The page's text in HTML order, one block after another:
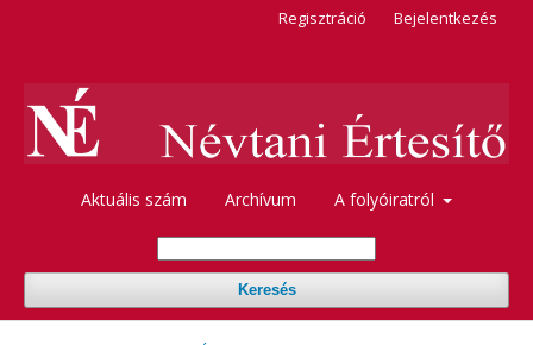
Aktuális szám Archívum A folyóiratról
Keresés
Regisztráció Bejelentkezés